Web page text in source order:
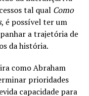
tal qual Como
, é possível ter um
a trajetória de
da história.
como Abraham
prioridades
capacidade para